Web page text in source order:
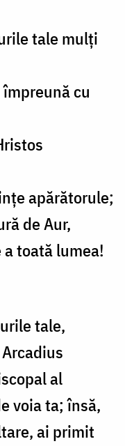
tale mulți
cu
apărătorule;
de Aur,
toată lumea!
tale,
al
voia ta; însă,
ai primit